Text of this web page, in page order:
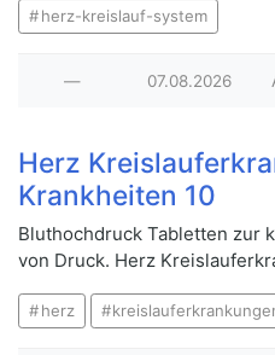
herz-kreislauf-system
— 07.08.2026
Herz
Krankheiten 10
Bluthochdruck Tabletten zur
von Druck. Herz
herz